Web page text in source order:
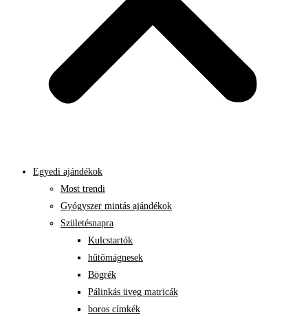
Egyedi ajándékok
Most trendi
Gyógyszer mintás ajándékok
Születésnapra
Kulcstartók
hűtőmágnesek
Bögrék
Pálinkás üveg matricák
boros címkék